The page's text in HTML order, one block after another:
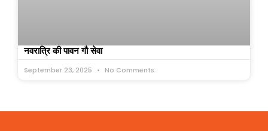
नवरात्रि की पावन गौ सेवा
September 23, 2025 No Comments